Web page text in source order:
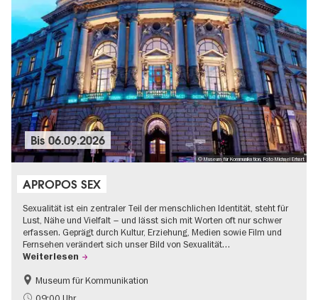
© Museum für Kommunikation, Foto Michael Erhart
Bis06.09.2026
APROPOS SEX
Sexualität ist ein zentraler Teil der menschlichen Identität, steht für
Lust, Nähe und Vielfalt – und lässt sich mit Worten oft nur schwer
erfassen. Geprägt durch Kultur, Erziehung, Medien sowie Film und
Fernsehen verändert sich unser Bild von Sexualität…
Weiterlesen
Politik & Gesellschaft
Teenager
Museum für Kommunikation